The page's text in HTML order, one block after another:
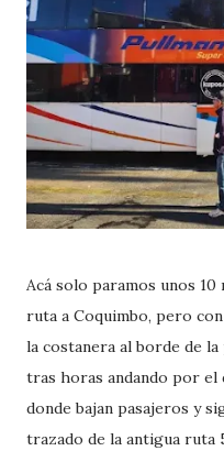
Acá solo paramos unos 10
ruta a Coquimbo, pero
la costanera al borde de
tras horas andando por el
donde bajan pasajeros y
trazado de la antigua ruta